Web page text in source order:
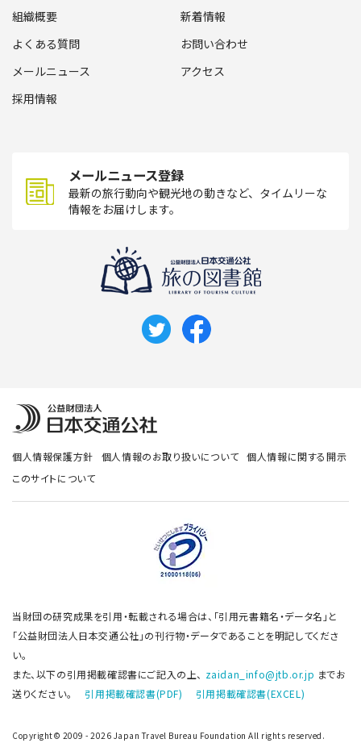
組織概要
新着情報
よくある質問
お問い合わせ
メールニュース
アクセス
採用情報
メールニュース登録
最新の旅行動向や観光地の動きなど、タイムリーな
情報をお届けします。
個人情報保護方針 個人情報のお取り扱いについて
個人情報に関する開示
このサイトについて
当財団の研究成果を引用・転載される場合は、「引用元書籍名・データ名」と
「公益財団法人日本交通公社」の刊行物・データであることを明記してくださ
い。
また、以下の引用掲載確認書にご記入の上、 zaidan_info@jtb.or.jp までお
送りください。 引用掲載確認書(PDF) 引用掲載確認書(EXCEL)
Copyright© 2009 - 2026 Japan Travel Bureau Foundation All rights reserved.